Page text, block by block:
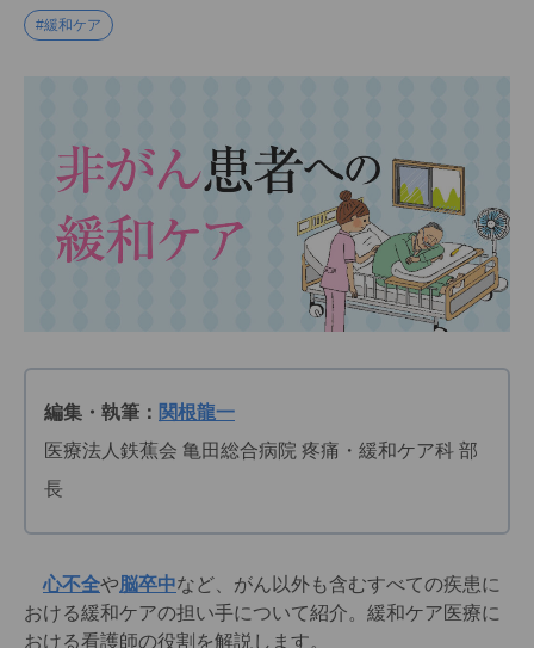
#緩和ケア
編集・執筆： 関根龍一
医療法人鉄蕉会 亀田総合病院 疼痛・緩和ケア科 部
長
心不全や脳卒中など、がん以外も含むすべての疾患に
おける緩和ケアの担い手について紹介。緩和ケア医療に
おける看護師の役割を解説します。